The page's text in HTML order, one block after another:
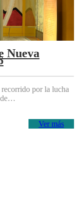
Nueva
por la lucha
de…
Ver más